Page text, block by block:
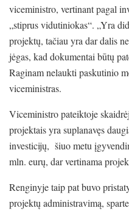
viceministro, vertinant pagal
„stiprus vidutiniokas“. „Yra
projektų, tačiau yra dar dalis
jėgas, kad dokumentai būtų
Raginam nelaukti paskutinio
viceministras.
Viceministro pateiktoje
projektais yra suplanavęs
investicijų, šiuo metu
mln. eurų, dar vertinama
Renginyje taip pat buvo
projektų administravimą,